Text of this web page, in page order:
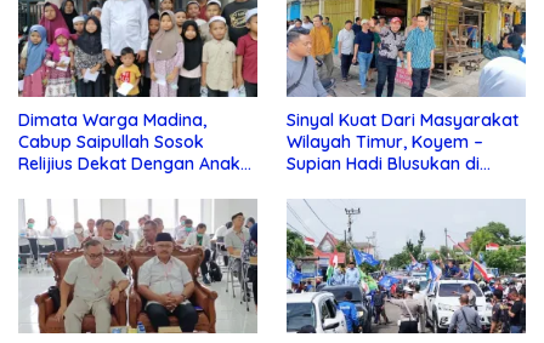
Dimata Warga Madina,
Cabup Saipullah Sosok
Relijius Dekat Dengan Anak
Sinyal Kuat Dari Masyarakat
Wilayah Timur, Koyem –
Supian Hadi Blusukan di